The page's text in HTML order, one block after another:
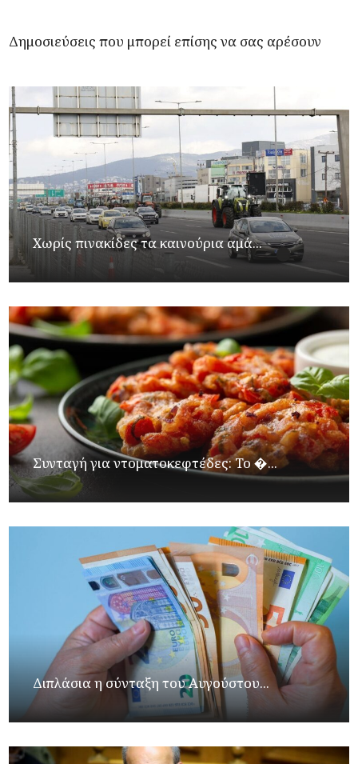
Δημοσιεύσεις που μπορεί επίσης να σας αρέσουν
Χωρίς πινακίδες τα καινούρια αμά...
Συνταγή για ντοματοκεφτέδες: Το �...
Διπλάσια η σύνταξη του Αυγούστου...